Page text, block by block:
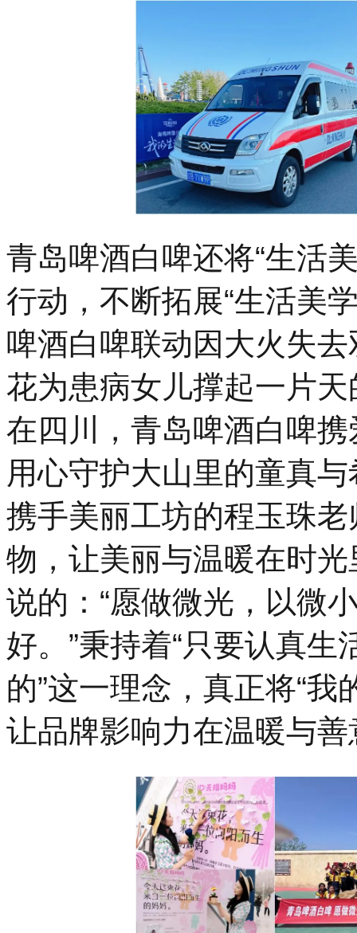
青岛啤酒白啤还将“生活
行动，不断拓展“生活美
啤酒白啤联动因大火失
花为患病女儿撑起一片天
在四川，青岛啤酒白啤
用心守护大山里的童真
携手美丽工坊的程玉珠
物，让美丽与温暖在时
说的：“愿做微光，以微
好。”秉持着“只要认真
的”这一理念，真正将“
让品牌影响力在温暖与